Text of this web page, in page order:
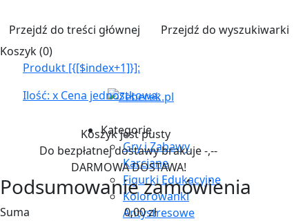
Przejdź do treści głównej Przejdź do wyszukiwarki
Koszyk (0)
Produkt [{[$index+1]}]:
Ilość: x Cena jednostkowa:
Koszyk jest pusty
Do bezpłatnej dostawy brakuje-,--
DARMOWA DOSTAWA!
Podsumowanie zamówienia
Suma 0,00 zł
Kategorie
Gry i Zabawy
Karciane
Figurki Edukacyjne
Kolorowanki
Antystresowe